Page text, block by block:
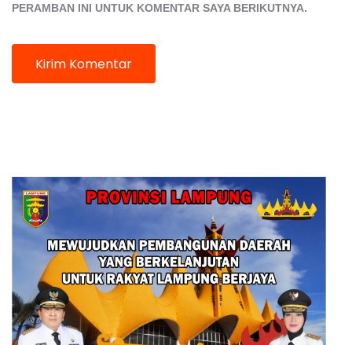
PERAMBAN INI UNTUK KOMENTAR SAYA BERIKUTNYA.